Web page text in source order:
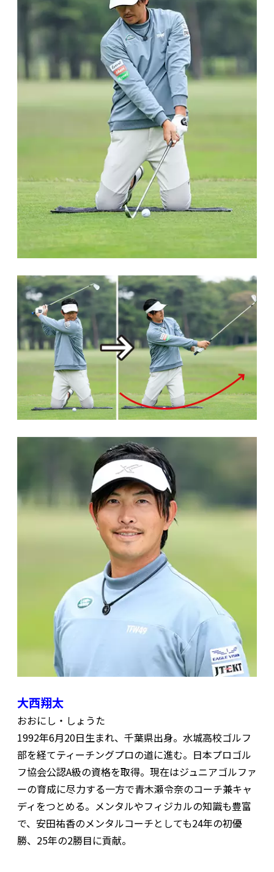
大西翔太
おおにし・しょうた
1992年6月20日生まれ、千葉県出身。水城高校ゴルフ
部を経てティーチングプロの道に進む。日本プロゴル
フ協会公認A級の資格を取得。現在はジュニアゴルファ
ーの育成に尽力する一方で青木瀬令奈のコーチ兼キャ
ディをつとめる。メンタルやフィジカルの知識も豊富
で、安田祐香のメンタルコーチとしても24年の初優
勝、25年の2勝目に貢献。